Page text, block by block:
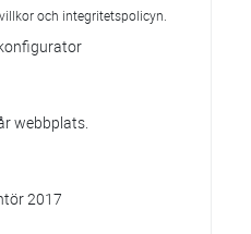
och integritetspolicyn.
webbplats.
2017